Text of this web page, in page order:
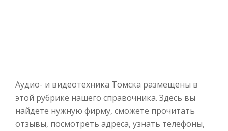
Аудио- и видеотехника Томска размещены в
этой рубрике нашего справочника. Здесь вы
найдёте нужную фирму, сможете прочитать
отзывы, посмотреть адреса, узнать телефоны,